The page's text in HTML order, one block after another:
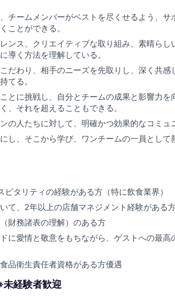
チームメンバーがベストを尽くせるよう、サ
ことができる。
ンス、クリエイティブな取り組み、素晴らし
導く方法を理解している。
だわり、相手のニーズを先取りし、深く共感
てる。
とに挑戦し、自分とチームの成果と影響力を
、それを超えることもできる。
の人たちに対して、明確かつ効果的なコミュ
し、そこから学び、ワンチームの一員として
タリティの経験がある方（特に飲食業界）
て、2年以上の店舗マネジメント経験がある
財務諸表の理解）のある方
に愛情と敬意をもちながら、ゲストへの最高
品衛生責任者資格がある方優遇
経験者歓迎